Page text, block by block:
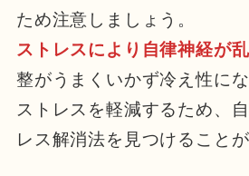
ため注意しましょう。
ストレスにより自律神経が
整がうまくいかず冷え性にな
ストレスを軽減するため、
レス解消法を見つけることが